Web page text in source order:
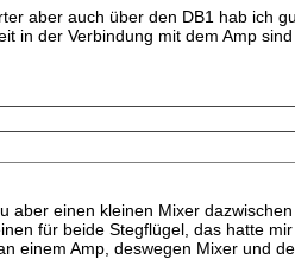
aber auch über den DB1 hab ich
in der Verbindung mit dem Amp
aber einen kleinen Mixer
für beide Stegflügel, das hatte
einem Amp, deswegen Mixer und